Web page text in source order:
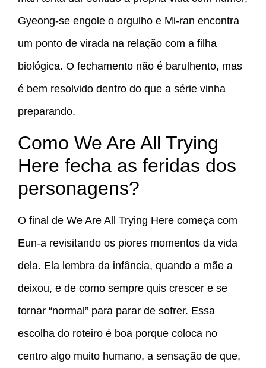
Gyeong-se engole o orgulho e Mi-ran encontra
um ponto de virada na relação com a filha
biológica. O fechamento não é barulhento, mas
é bem resolvido dentro do que a série vinha
preparando.
Como We Are All Trying
Here fecha as feridas dos
personagens?
O final de We Are All Trying Here começa com
Eun-a revisitando os piores momentos da vida
dela. Ela lembra da infância, quando a mãe a
deixou, e de como sempre quis crescer e se
tornar “normal” para parar de sofrer. Essa
escolha do roteiro é boa porque coloca no
centro algo muito humano, a sensação de que,